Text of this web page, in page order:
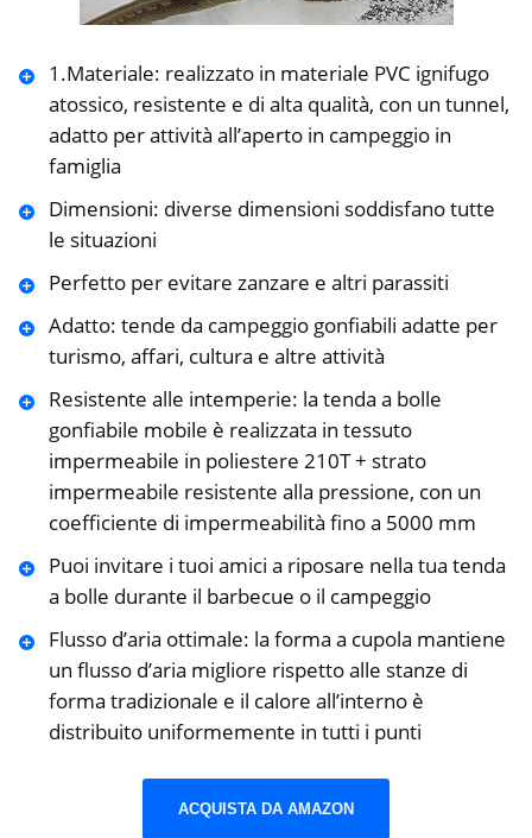
1.Materiale: realizzato in materiale PVC ignifugo
atossico, resistente e di alta qualità, con un tunnel,
adatto per attività all’aperto in campeggio in
famiglia
Dimensioni: diverse dimensioni soddisfano tutte
le situazioni
Perfetto per evitare zanzare e altri parassiti
Adatto: tende da campeggio gonfiabili adatte per
turismo, affari, cultura e altre attività
Resistente alle intemperie: la tenda a bolle
gonfiabile mobile è realizzata in tessuto
impermeabile in poliestere 210T + strato
impermeabile resistente alla pressione, con un
coefficiente di impermeabilità fino a 5000 mm
Puoi invitare i tuoi amici a riposare nella tua tenda
a bolle durante il barbecue o il campeggio
Flusso d’aria ottimale: la forma a cupola mantiene
un flusso d’aria migliore rispetto alle stanze di
forma tradizionale e il calore all’interno è
distribuito uniformemente in tutti i punti
ACQUISTA DA AMAZON